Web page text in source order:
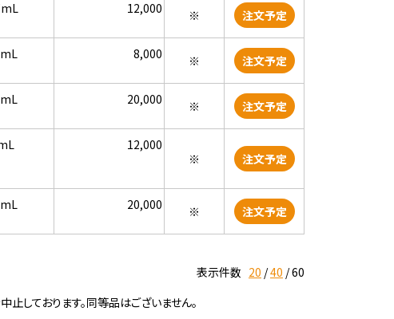
12,000 ※ 注文予定
8,000 ※ 注文予定
20,000 ※ 注文予定
12,000
※
注文予定
20,000 ※ 注文予定
表示件数 20 40 60
しております。同等品はございません。